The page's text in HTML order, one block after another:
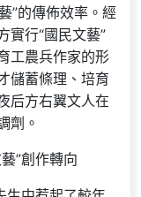
”的傳佈效率。經
實行“國民文藝”
工農兵作家的形
儲蓄條理、培育
后方右翼文人在
劑。
”創作轉向